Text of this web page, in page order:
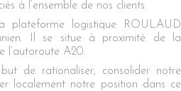
à l’ensemble de nos clients.
plateforme logistique ROULAUD
Il se situe à proximité de la
l’autoroute A20.
de rationaliser, consolider notre
localement notre position dans ce